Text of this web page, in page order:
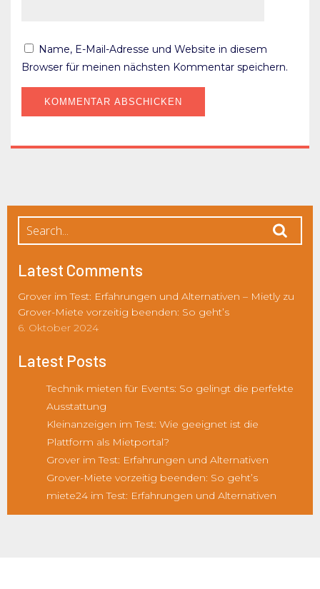
Name, E-Mail-Adresse und Website in diesem
Browser für meinen nächsten Kommentar speichern.
Latest Comments
Grover im Test: Erfahrungen und Alternativen – Mietlyzu
Grover-Miete vorzeitig beenden: So geht’s
6. Oktober 2024
Latest Posts
Technik mieten für Events: So gelingt die perfekte
Ausstattung
Kleinanzeigen im Test: Wie geeignet ist die
Plattform als Mietportal?
Grover im Test: Erfahrungen und Alternativen
Grover-Miete vorzeitig beenden: So geht’s
miete24 im Test: Erfahrungen und Alternativen